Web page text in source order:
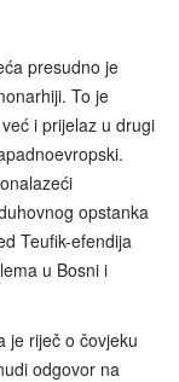
presudno je
To je
i prijelaz u drugi
opstanka
Teufik-efendija
u Bosni i
je riječ o čovjeku
odgovor na